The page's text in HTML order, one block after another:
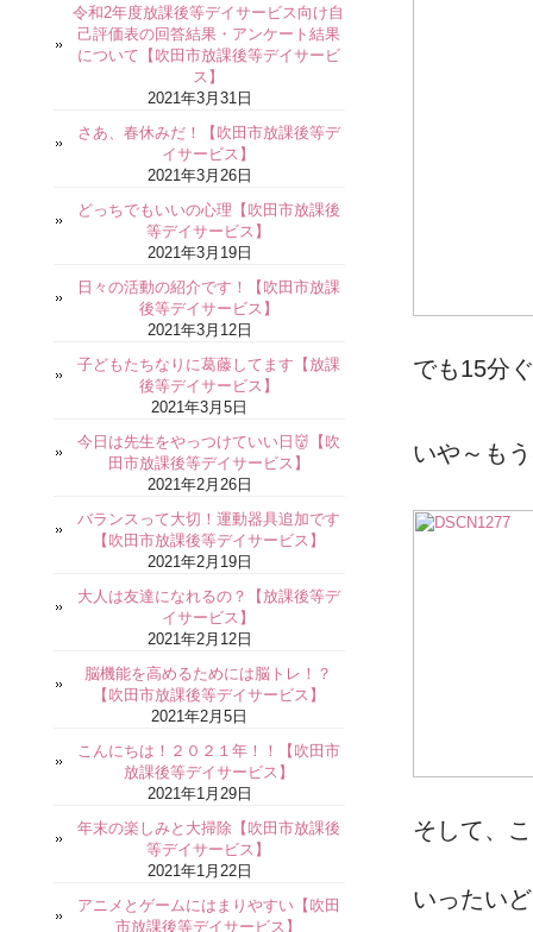
でも15分
いや～も
そして、
いったい
令和2年度放課後等デイサービス向け自
己評価表の回答結果・アンケート結果
について【吹田市放課後等デイサービ
ス】
2021年3月31日
さあ、春休みだ！【吹田市放課後等デ
イサービス】
2021年3月26日
どっちでもいいの心理【吹田市放課後
等デイサービス】
2021年3月19日
日々の活動の紹介です！【吹田市放課
後等デイサービス】
2021年3月12日
子どもたちなりに葛藤してます【放課
後等デイサービス】
2021年3月5日
今日は先生をやっつけていい日👹【吹
田市放課後等デイサービス】
2021年2月26日
バランスって大切！運動器具追加です
【吹田市放課後等デイサービス】
2021年2月19日
大人は友達になれるの？【放課後等デ
イサービス】
2021年2月12日
脳機能を高めるためには脳トレ！？
【吹田市放課後等デイサービス】
2021年2月5日
こんにちは！２０２１年！！【吹田市
放課後等デイサービス】
2021年1月29日
年末の楽しみと大掃除【吹田市放課後
等デイサービス】
2021年1月22日
アニメとゲームにはまりやすい【吹田
市放課後等デイサービス】